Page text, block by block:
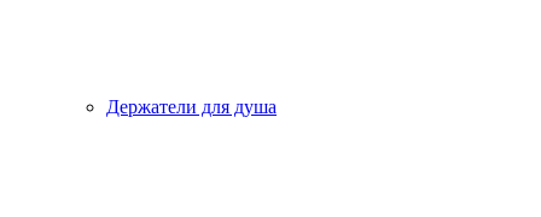
Держатели для душа